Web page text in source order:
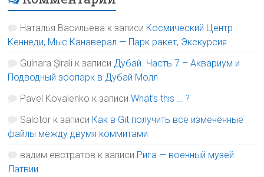
Наталья Васильева к записи Космический Центр
Кеннеди, Мыс Канаверал — Парк ракет, Экскурсия
Gulnara Şirali к записи Дубай. Часть 7 – Аквариум и
Подводный зоопарк в Дубай Молл
Pavel Kovalenko к записиWhat’s this … ?
Salotor к записи Как в Git получить все изменённые
файлы между двумя коммитами
вадим евстратов к записи Рига — военный музей
Латвии